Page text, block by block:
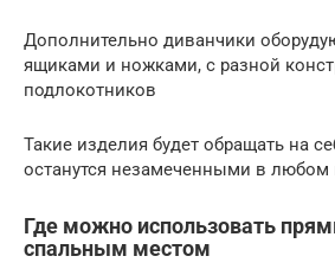
Дополнительно диванчики
ящиками и ножками, с разной
подлокотников
Такие изделия будет обращать на
останутся незамеченными в любом
Где можно использовать
спальным местом